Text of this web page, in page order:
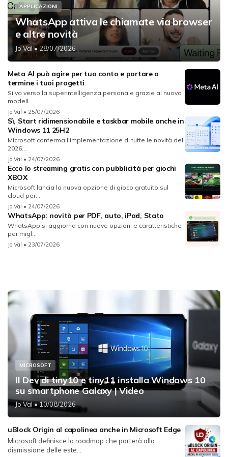
APPLICAZIONI
WhatsApp attiva le chiamate via browser
e altre novità
Jo Val• 28/07/2026
Meta AI può agire per tuo conto e portare a
termine i tuoi progetti
Si va verso la superintelligenza personale grazie al nuovo
modell...
Jo Val • 25/07/2026
Sì, Start ridimensionabile e taskbar mobile anche in
Windows 11 25H2
Microsoft conferma l'implementazione di tutte le novità del
2026...
Jo Val • 24/07/2026
Ecco lo streaming gratis con pubblicità per giochi
XBOX
Microsoft lancia la nuova opzione di gioco gratuito sul
cloud per...
Jo Val • 24/07/2026
WhatsApp: novità per PDF, auto, iPad, Stato
WhatsApp si aggiorna con nuove opzioni e caratteristiche
per migl...
Jo Val • 23/07/2026
MICROSOFT
Il Dev di tiny10 e tiny11 installa Windows 10
su smartphone Galaxy | Video
Jo Val• 10/08/2026
uBlock Origin al capolinea anche in Microsoft Edge
Microsoft definisce la roadmap che porterà alla
dismissione delle este...